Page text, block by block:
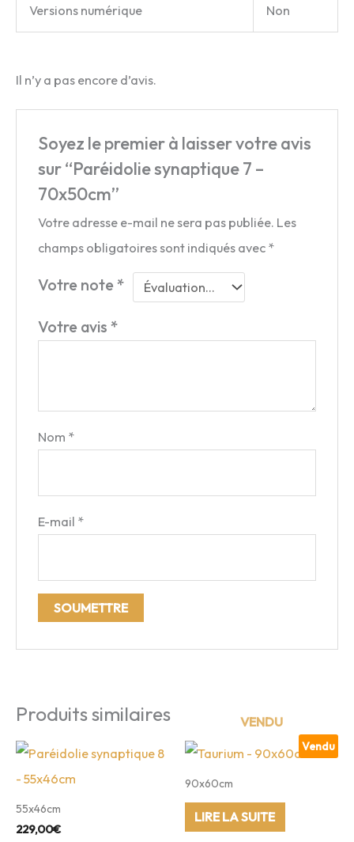
Versions numérique Non
Il n’y a pas encore d’avis.
Soyez le premier à laisser votre avis
sur “Paréidolie synaptique 7 –
70x50cm”
Votre adresse e-mail ne sera pas publiée. Les
champs obligatoires sont indiqués avec *
Votre note*
Votre avis*
Nom *
E-mail *
Produits similaires
55x46cm
229,00€
Vendu
90x60cm
LIRE LA SUITE